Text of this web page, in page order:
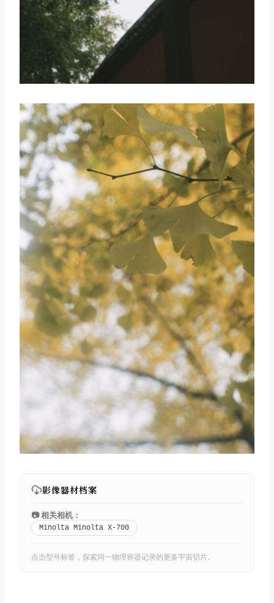
影像器材档案
📷 相关相机：
Minolta Minolta X-700
点击型号标签，探索同一物理容器记录的更多宇宙切片。